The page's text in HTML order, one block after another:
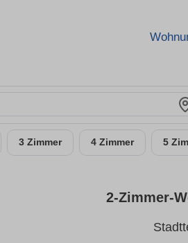
3 Zimmer 4 Zimmer 5
2-Zimmer-